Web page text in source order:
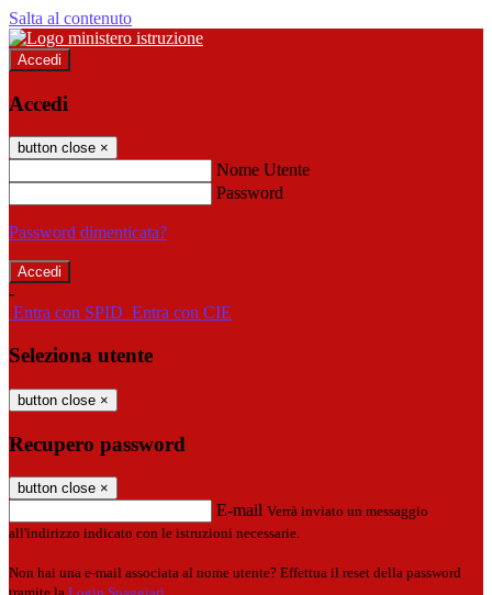
Salta al contenuto
Accedi
Accedi
button close ×
Nome Utente
Password
Password dimenticata?
-
Entra con SPID Entra con CIE
Seleziona utente
button close ×
Recupero password
button close ×
E-mail Verrà inviato un messaggio
all'indirizzo indicato con le istruzioni necessarie.
Non hai una e-mail associata al nome utente? Effettua il reset della password